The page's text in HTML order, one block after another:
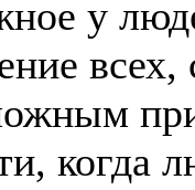
у
всех,
когда